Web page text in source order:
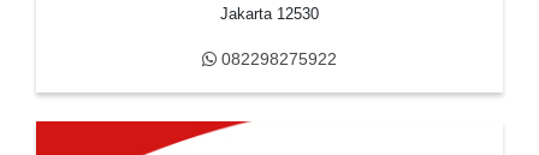
Jakarta 12530
082298275922